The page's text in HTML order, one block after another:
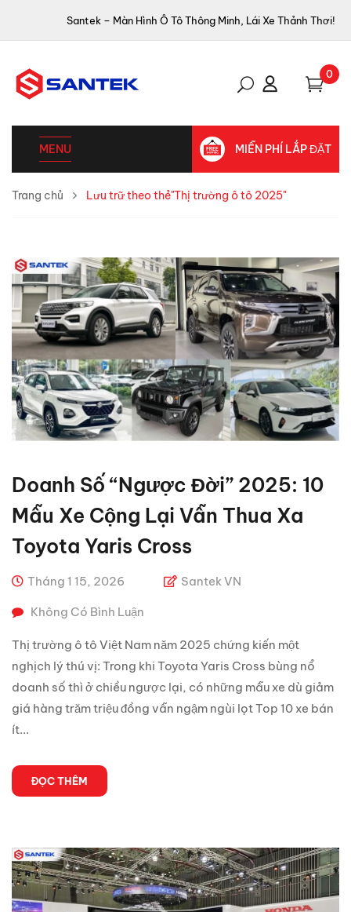
Santek – Màn Hình Ô Tô Thông Minh, Lái Xe Thảnh Thơi!
0
MENU MIỄN PHÍ LẮP ĐẶT
Trang chủ Lưu trữ theo thẻ"Thị trường ô tô 2025"
Doanh Số “ngược Đời” 2025: 10
Mẫu Xe Cộng Lại Vẫn Thua Xa
Toyota Yaris Cross
Tháng 1 15, 2026 Santek VN
Không Có Bình Luận
Thị trường ô tô Việt Nam năm 2025 chứng kiến một
nghịch lý thú vị: Trong khi Toyota Yaris Cross bùng nổ
doanh số thì ở chiều ngược lại, có những mẫu xe dù giảm
giá hàng trăm triệu đồng vẫn ngậm ngùi lọt Top 10 xe bán
ít...
ĐỌC THÊM